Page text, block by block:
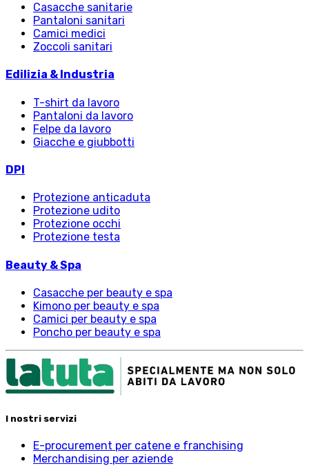
Casacche sanitarie
Pantaloni sanitari
Camici medici
Zoccoli sanitari
Edilizia & Industria
T-shirt da lavoro
Pantaloni da lavoro
Felpe da lavoro
Giacche e giubbotti
DPI
Protezione anticaduta
Protezione udito
Protezione occhi
Protezione testa
Beauty & Spa
Casacche per beauty e spa
Kimono per beauty e spa
Camici per beauty e spa
Poncho per beauty e spa
I nostri servizi
E-procurement per catene e franchising
Merchandising per aziende